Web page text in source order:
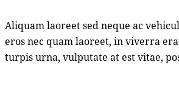
Aliquam laoreet sed neque ac
eros nec quam laoreet, in viverra
turpis urna, vulputate at est vitae,